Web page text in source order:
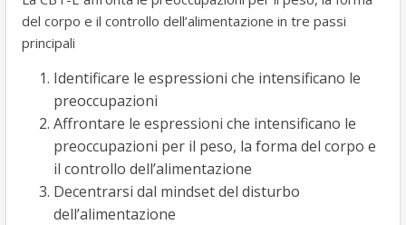
del corpo e il controllo dell’alimentazione in tre passi
principali
Identificare le espressioni che intensificano le
preoccupazioni
Affrontare le espressioni che intensificano le
preoccupazioni per il peso, la forma del corpo e
il controllo dell’alimentazione
Decentrarsi dal mindset del disturbo
dell’alimentazione